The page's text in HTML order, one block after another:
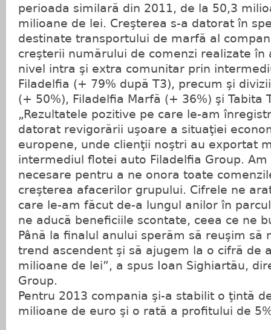
perioada similară din 2011, de la 50,3
milioane de lei. Creşterea s-a datorat în
destinate transportului de marfă al
creşterii numărului de comenzi realizate în
nivel intra şi extra comunitar prin
Filadelfia (+ 79% după T3), precum şi
(+ 50%), Filadelfia Marfă (+ 36%) şi Tabita
„Rezultatele pozitive pe care le-am
datorat revigorării uşoare a situaţiei
europene, unde clienţii noştri au exportat
intermediul flotei auto Filadelfia Group.
necesare pentru a ne onora toate
creşterea afacerilor grupului. Cifrele ne
care le-am făcut de-a lungul anilor în
ne aducă beneficiile scontate, ceea ce ne
Până la finalul anului sperăm să reuşim să
trend ascendent şi să ajugem la o cifră de
milioane de lei”, a spus Ioan Sighiartău,
Group.
Pentru 2013 compania şi-a stabilit o ţintă
milioane de euro şi o rată a profitului de